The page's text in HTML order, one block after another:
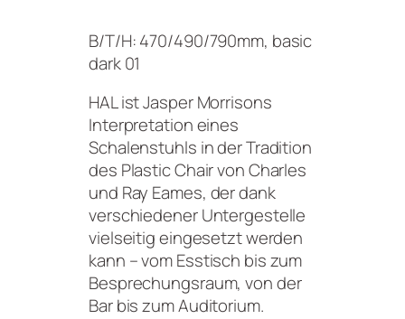
B/T/H: 470/490/790mm, basic
dark 01
HAL ist Jasper Morrisons
Interpretation eines
Schalenstuhls in der Tradition
des Plastic Chair von Charles
und Ray Eames, der dank
verschiedener Untergestelle
vielseitig eingesetzt werden
kann – vom Esstisch bis zum
Besprechungsraum, von der
Bar bis zum Auditorium.